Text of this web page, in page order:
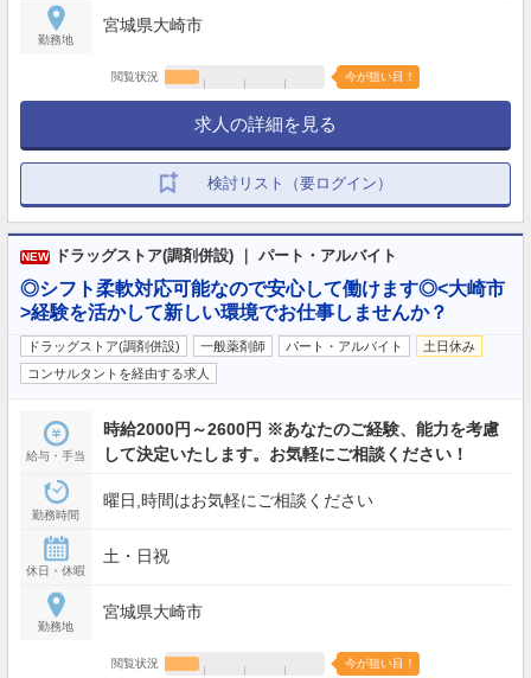
勤務地
宮城県大崎市
閲覧状況 今が狙い目！
求人の詳細を見る
検討リスト（要ログイン）
NEW ドラッグストア(調剤併設) ｜ パート・アルバイト
◎シフト柔軟対応可能なので安心して働けます◎<大崎市
>経験を活かして新しい環境でお仕事しませんか？
ドラッグストア(調剤併設) 一般薬剤師 パート・アルバイト
土日休み
コンサルタントを経由する求人
給与・手当
時給2000円～2600円 ※あなたのご経験、能力を考慮
して決定いたします。お気軽にご相談ください！
勤務時間
曜日,時間はお気軽にご相談ください
休日・休暇
土・日祝
勤務地
宮城県大崎市
閲覧状況 今が狙い目！